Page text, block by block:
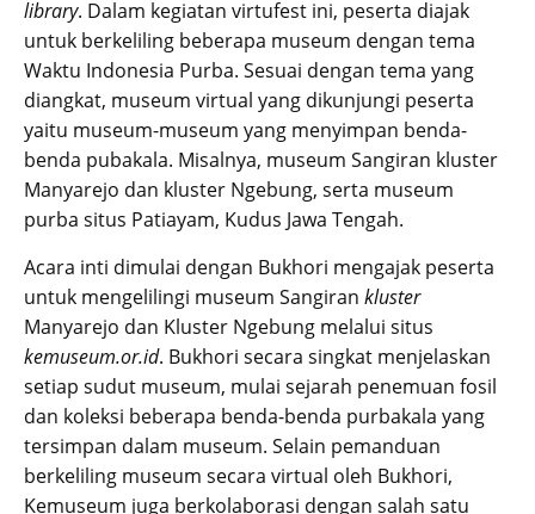
library. Dalam kegiatan virtufest ini, peserta diajak
untuk berkeliling beberapa museum dengan tema
Waktu Indonesia Purba. Sesuai dengan tema yang
diangkat, museum virtual yang dikunjungi peserta
yaitu museum-museum yang menyimpan benda-
benda pubakala. Misalnya, museum Sangiran kluster
Manyarejo dan kluster Ngebung, serta museum
purba situs Patiayam, Kudus Jawa Tengah.
Acara inti dimulai dengan Bukhori mengajak peserta
untuk mengelilingi museum Sangiran kluster
Manyarejo dan Kluster Ngebung melalui situs
kemuseum.or.id. Bukhori secara singkat menjelaskan
setiap sudut museum, mulai sejarah penemuan fosil
dan koleksi beberapa benda-benda purbakala yang
tersimpan dalam museum. Selain pemanduan
berkeliling museum secara virtual oleh Bukhori,
Kemuseum juga berkolaborasi dengan salah satu